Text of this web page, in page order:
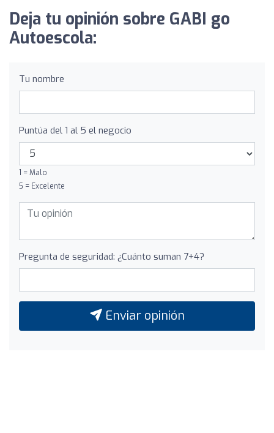
Deja tu opinión sobre GABI go
Autoescola:
Tu nombre
Puntúa del 1 al 5 el negocio
1 = Malo
5 = Excelente
Pregunta de seguridad: ¿Cuánto suman 7+4?
Enviar opinión